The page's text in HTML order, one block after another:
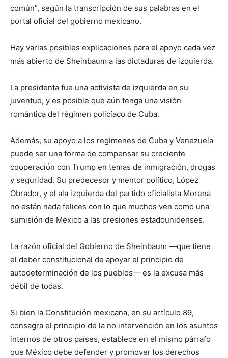
común”, según la transcripción de sus palabras en el
portal oficial del gobierno mexicano.
Hay varias posibles explicaciones para el apoyo cada vez
más abierto de Sheinbaum a las dictaduras de izquierda.
La presidenta fue una activista de izquierda en su
juventud, y es posible que aún tenga una visión
romántica del régimen policíaco de Cuba.
Además, su apoyo a los regímenes de Cuba y Venezuela
puede ser una forma de compensar su creciente
cooperación con Trump en temas de inmigración, drogas
y seguridad. Su predecesor y mentor político, López
Obrador, y el ala izquierda del partido oficialista Morena
no están nada felices con lo que muchos ven como una
sumisión de Mexico a las presiones estadounidenses.
La razón oficial del Gobierno de Sheinbaum —que tiene
el deber constitucional de apoyar el principio de
autodeterminación de los pueblos— es la excusa más
débil de todas.
Si bien la Constitución mexicana, en su artículo 89,
consagra el principio de la no intervención en los asuntos
internos de otros países, establece en el mismo párrafo
que México debe defender y promover los derechos